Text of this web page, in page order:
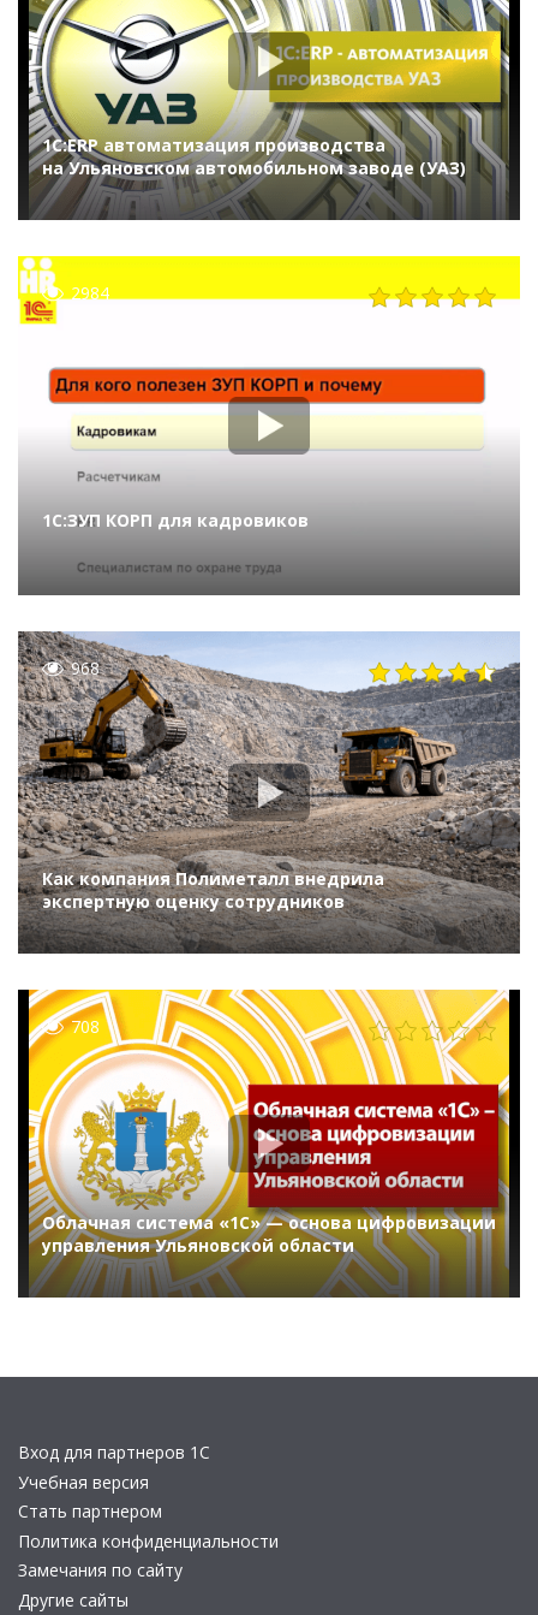
1С:ERP автоматизация производства
на Ульяновском автомобильном заводе (УАЗ)
2984
1С:ЗУП КОРП для кадровиков
968
Как компания Полиметалл внедрила
экспертную оценку сотрудников
708
Облачная система «1С» — основа цифровизации
управления Ульяновской области
Вход для партнеров 1С
Учебная версия
Стать партнером
Политика конфиденциальности
Замечания по сайту
Другие сайты